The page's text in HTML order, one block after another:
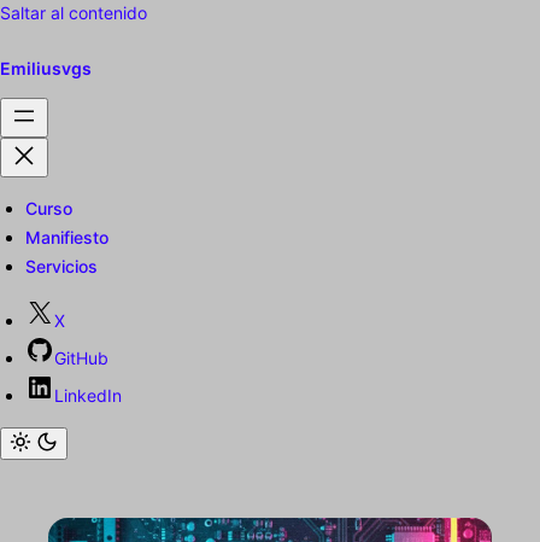
Saltar al contenido
Emiliusvgs
Curso
Manifiesto
Servicios
X
GitHub
LinkedIn